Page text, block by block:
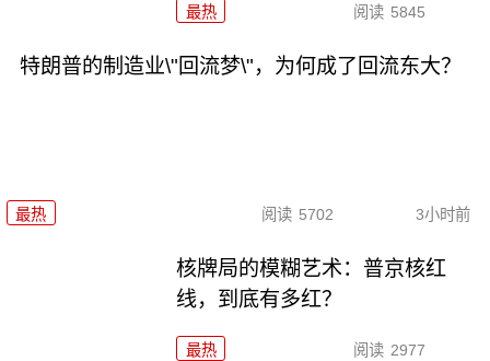
最热 阅读 5845
特朗普的制造业\"回流梦\"，为何成了回流东大？
最热 阅读 5702 3小时前
核牌局的模糊艺术：普京核红
线，到底有多红？
最热 阅读 2977